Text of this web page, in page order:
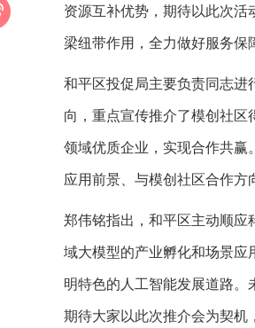
资源互补优势，期待以此次
梁纽带作用，全力做好服务保
和平区投促局主要负责同志
向，重点宣传推介了模创社区
领域优质企业，实现合作共
应用前景、与模创社区合作方
郑伟铭指出，和平区主动顺
域大模型的产业孵化和场景
明特色的人工智能发展道路。
期待大家以此次推介会为契机